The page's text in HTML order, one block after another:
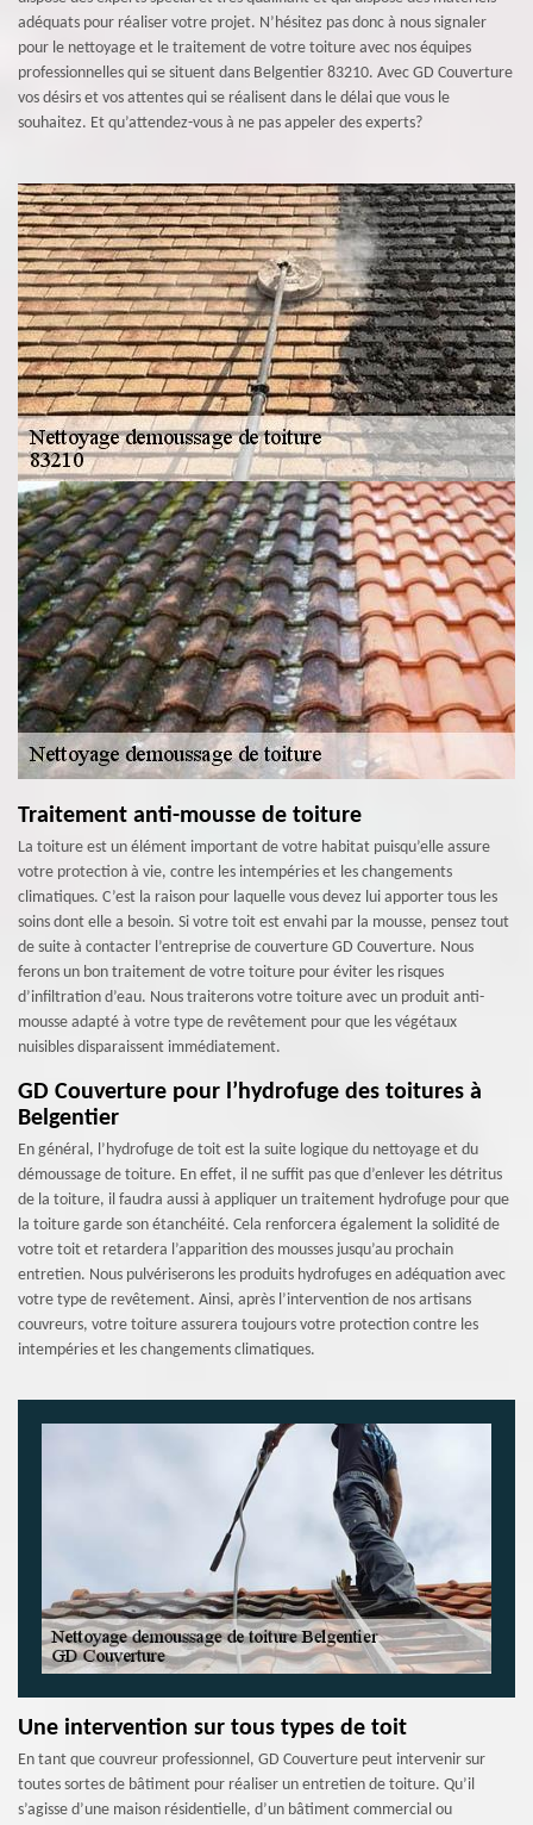
adéquats pour réaliser votre projet. N’hésitez pas donc à nous signaler
pour le nettoyage et le traitement de votre toiture avec nos équipes
professionnelles qui se situent dans Belgentier 83210. Avec GD Couverture
vos désirs et vos attentes qui se réalisent dans le délai que vous le
souhaitez. Et qu’attendez-vous à ne pas appeler des experts?
Traitement anti-mousse de toiture
La toiture est un élément important de votre habitat puisqu’elle assure
votre protection à vie, contre les intempéries et les changements
climatiques. C’est la raison pour laquelle vous devez lui apporter tous les
soins dont elle a besoin. Si votre toit est envahi par la mousse, pensez tout
de suite à contacter l’entreprise de couverture GD Couverture. Nous
ferons un bon traitement de votre toiture pour éviter les risques
d’infiltration d’eau. Nous traiterons votre toiture avec un produit anti-
mousse adapté à votre type de revêtement pour que les végétaux
nuisibles disparaissent immédiatement.
GD Couverture pour l’hydrofuge des toitures à
Belgentier
En général, l’hydrofuge de toit est la suite logique du nettoyage et du
démoussage de toiture. En effet, il ne suffit pas que d’enlever les détritus
de la toiture, il faudra aussi à appliquer un traitement hydrofuge pour que
la toiture garde son étanchéité. Cela renforcera également la solidité de
votre toit et retardera l’apparition des mousses jusqu’au prochain
entretien. Nous pulvériserons les produits hydrofuges en adéquation avec
votre type de revêtement. Ainsi, après l’intervention de nos artisans
couvreurs, votre toiture assurera toujours votre protection contre les
intempéries et les changements climatiques.
Une intervention sur tous types de toit
En tant que couvreur professionnel, GD Couverture peut intervenir sur
toutes sortes de bâtiment pour réaliser un entretien de toiture. Qu’il
s’agisse d’une maison résidentielle, d’un bâtiment commercial ou